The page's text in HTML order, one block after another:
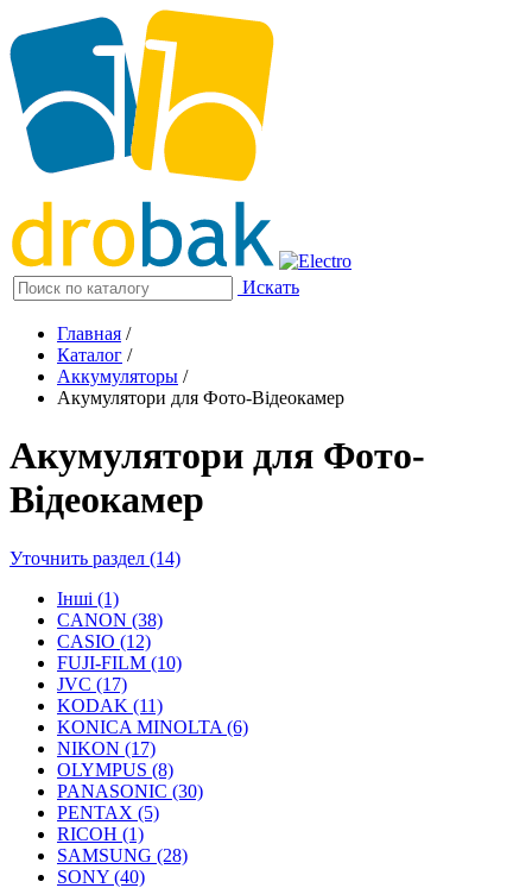
Искать
Главная /
Каталог /
Аккумуляторы /
Акумулятори для Фото-Відеокамер
Акумулятори для Фото-
Відеокамер
Уточнить раздел (14)
Інші (1)
CANON (38)
CASIO (12)
FUJI-FILM (10)
JVC (17)
KODAK (11)
KONICA MINOLTA (6)
NIKON (17)
OLYMPUS (8)
PANASONIC (30)
PENTAX (5)
RICOH (1)
SAMSUNG (28)
SONY (40)